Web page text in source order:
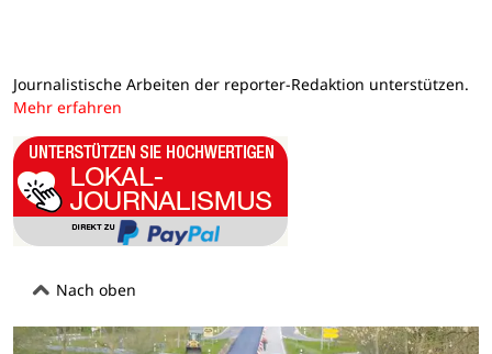
Journalistische Arbeiten der reporter-Redaktion unterstützen.
Mehr erfahren
Nach oben